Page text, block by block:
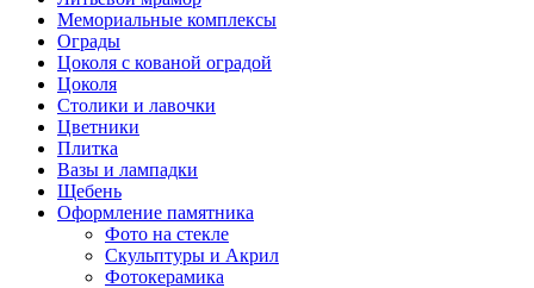
Мемориальные комплексы
Ограды
Цоколя с кованой оградой
Цоколя
Столики и лавочки
Цветники
Плитка
Вазы и лампадки
Щебень
Оформление памятника
Фото на стекле
Скульптуры и Акрил
Фотокерамика